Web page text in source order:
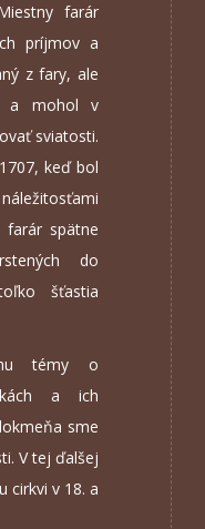
farár
príjmov a
z fary, ale
a mohol v
sviatosti.
keď bol
farár spätne
do
šťastia
témy o
a ich
sme
V tej ďalšej
cirkvi v 18. a